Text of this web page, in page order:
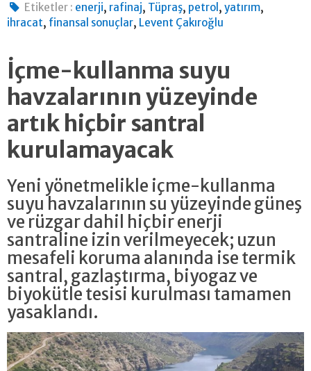
Etiketler : enerji, rafinaj, Tüpraş, petrol ,yatırım,
ihracat, finansal sonuçlar, Levent Çakıroğlu
İçme-kullanma suyu
havzalarının yüzeyinde
artık hiçbir santral
kurulamayacak
Yeni yönetmelikle içme-kullanma
suyu havzalarının su yüzeyinde güneş
ve rüzgar dahil hiçbir enerji
santraline izin verilmeyecek; uzun
mesafeli koruma alanında ise termik
santral, gazlaştırma, biyogaz ve
biyokütle tesisi kurulması tamamen
yasaklandı.